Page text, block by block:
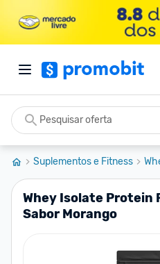
Suplementos e Fitness
Whey Isolate Protein
Sabor Morango